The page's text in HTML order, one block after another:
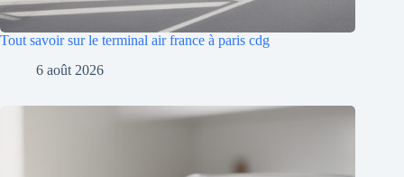
Tout savoir sur le terminal air france à paris cdg
6 août 2026